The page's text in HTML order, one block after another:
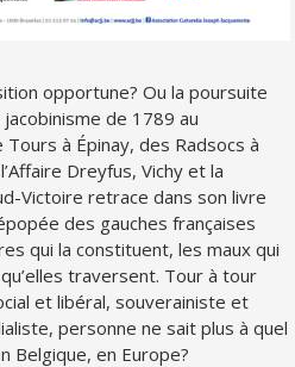
opportune? Ou la poursuite
de 1789 au
à Épinay, des Radsocs à
Dreyfus, Vichy et la
Victoire retrace dans son livre
des gauches françaises
qui la constituent, les maux qui
traversent. Tour à tour
et libéral, souverainiste et
personne ne sait plus à quel
Belgique, en Europe?